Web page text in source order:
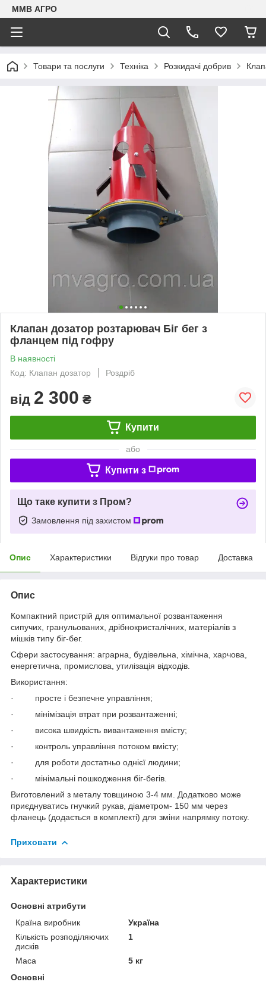
ММВ АГРО
Товари та послуги Техніка Розкидачі добрив
Клапан дозатор розтарювач Біг бег з
фланцем під гофру
В наявності
Код: Клапан дозатор
Роздріб
від 2 300 ₴
Купити
або
Купити з
Що таке купити з Пром?
Замовлення під захистом
Опис Характеристики Відгуки про товар Доставка
Опис
Компактний пристрій для оптимальної розвантаження
сипучих, гранульованих, дрібнокристалічних, матеріалів з
мішків типу біг-бег.
Сфери застосування: аграрна, будівельна, хімічна, харчова,
енергетична, промислова, утилізація відходів.
Використання:
· просте і безпечне управління;
· мінімізація втрат при розвантаженні;
· висока швидкість вивантаження вмісту;
· контроль управління потоком вмісту;
· для роботи достатньо однієї людини;
· мінімальні пошкодження біг-бегів.
Виготовлений з металу товщиною 3-4 мм. Додатково може
приєднуватись гнучкий рукав, діаметром- 150 мм через
фланець (додається в комплекті) для зміни напрямку потоку.
Приховати
Характеристики
Основні атрибути
Країна виробник
Україна
Кількість розподіляючих
дисків
1
Маса
5 кг
Основні